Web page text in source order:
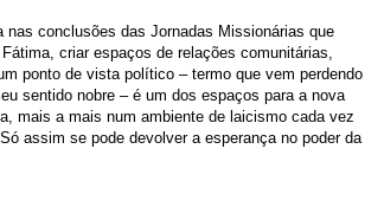
nas conclusões das Jornadas Missionárias que
criar espaços de relações comunitárias,
ponto de vista político – termo que vem perdendo
sentido nobre – é um dos espaços para a nova
mais a mais num ambiente de laicismo cada vez
assim se pode devolver a esperança no poder da